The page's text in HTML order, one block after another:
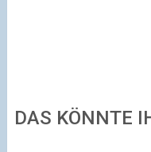
DAS KÖNNTE